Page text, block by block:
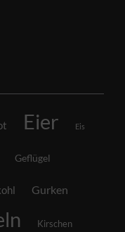
Eier Eis
Geflügel
Gurken
Kirschen